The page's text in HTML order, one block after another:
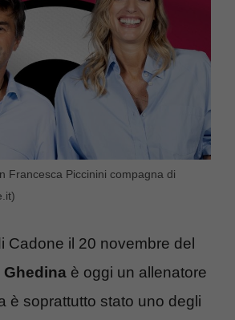
Francesca Piccinini compagna di
Cadone il 20 novembre del
è oggi un allenatore
è soprattutto stato uno degli